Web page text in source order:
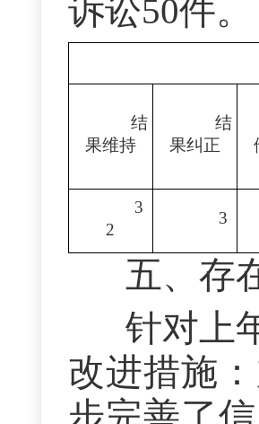
诉讼50件。
结
果维持
结
果纠正
3
2
3
五、存
针对上
改进措施